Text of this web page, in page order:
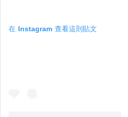
在 Instagram 查看這則貼文